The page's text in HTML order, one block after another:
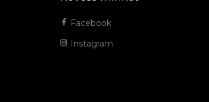
Facebook
Instagram